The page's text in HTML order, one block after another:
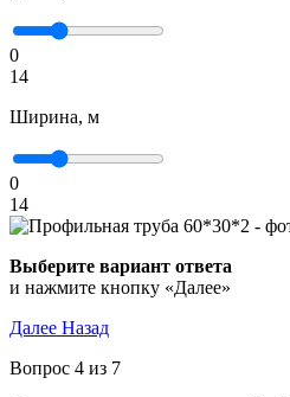
0
14
Ширина, м
0
14
Выберите вариант ответа
и нажмите кнопку «Далее»
Далее Назад
Вопрос 4 из 7